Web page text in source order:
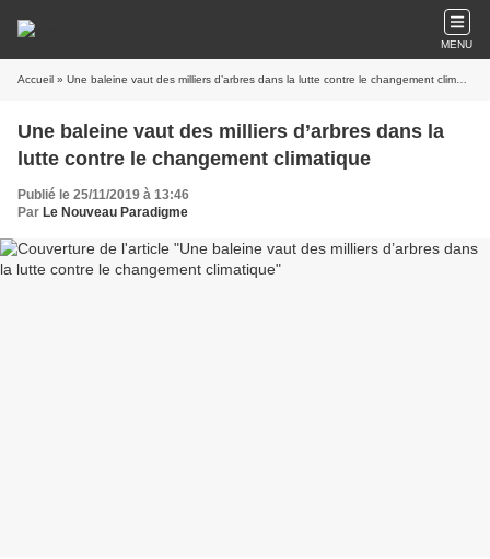
MENU
Accueil » Une baleine vaut des milliers d’arbres dans la lutte contre le changement climatique
Une baleine vaut des milliers d’arbres dans la
lutte contre le changement climatique
Publié le 25/11/2019 à 13:46
Par Le Nouveau Paradigme